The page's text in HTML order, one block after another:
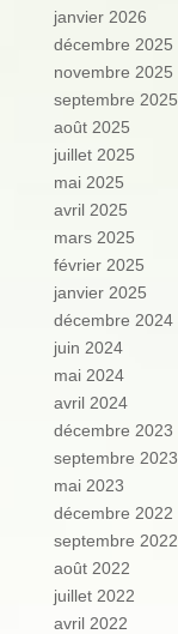
janvier 2026
décembre 2025
novembre 2025
septembre 2025
août 2025
juillet 2025
mai 2025
avril 2025
mars 2025
février 2025
janvier 2025
décembre 2024
juin 2024
mai 2024
avril 2024
décembre 2023
septembre 2023
mai 2023
décembre 2022
septembre 2022
août 2022
juillet 2022
avril 2022